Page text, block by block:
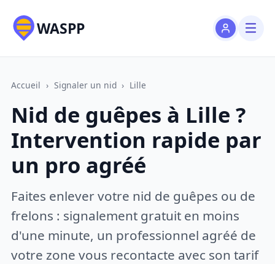
WASPP
Accueil › Signaler un nid › Lille
Nid de guêpes à Lille ?
Intervention rapide par
un pro agréé
Faites enlever votre nid de guêpes ou de
frelons : signalement gratuit en moins
d'une minute, un professionnel agréé de
votre zone vous recontacte avec son tarif